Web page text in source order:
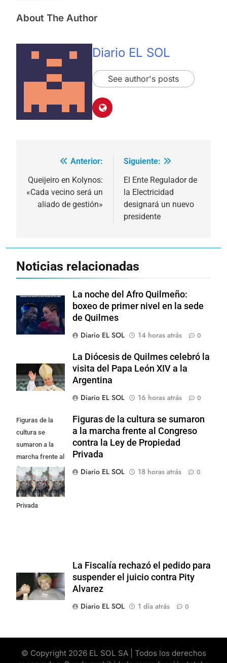
About The Author
Diario EL SOL
See author's posts
Navegación
de
entradas
Anterior:
Queijeiro en Kolynos:
«Cada vecino será un
aliado de gestión»
Siguiente:
El Ente Regulador de
la Electricidad
designará un nuevo
presidente
Noticias relacionadas
La noche del Afro Quilmeño:
boxeo de primer nivel en la sede
de Quilmes
Diario EL SOL
14 horas atrás 0
La Diócesis de Quilmes celebró la
visita del Papa León XIV a la
Argentina
Diario EL SOL
16 horas atrás 0
Figuras de la
cultura se
sumaron a la
marcha frente al
Congreso contra
la Ley de
Propiedad
Privada
Figuras de la cultura se sumaron
a la marcha frente al Congreso
contra la Ley de Propiedad
Privada
Diario EL SOL
18 horas atrás 0
La Fiscalía rechazó el pedido para
suspender el juicio contra Pity
Alvarez
Diario EL SOL
1 día atrás 0
© Copyright 2026 EL SOL SA | Todos los derechos